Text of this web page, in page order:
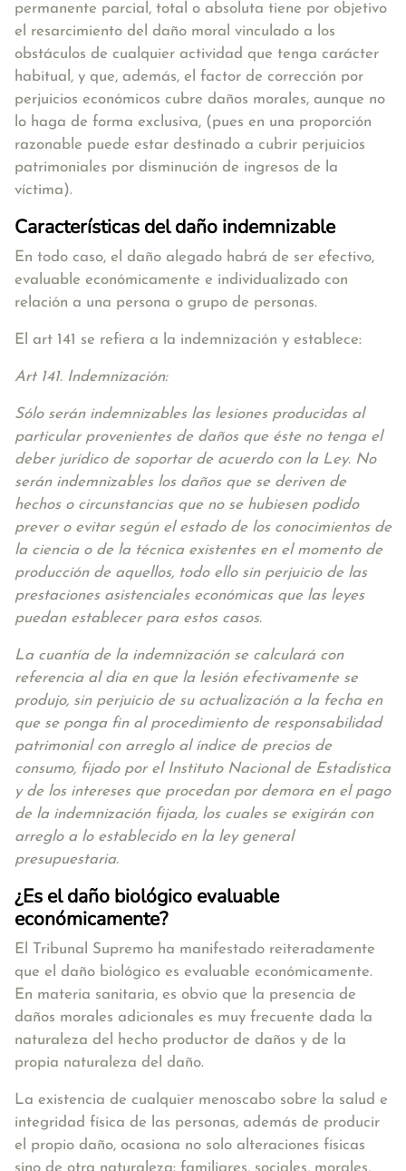
permanente parcial, total o absoluta tiene por objetivo
el resarcimiento del daño moral vinculado a los
obstáculos de cualquier actividad que tenga carácter
habitual, y que, además, el factor de corrección por
perjuicios económicos cubre daños morales, aunque no
lo haga de forma exclusiva, (pues en una proporción
razonable puede estar destinado a cubrir perjuicios
patrimoniales por disminución de ingresos de la
víctima).
Características del daño indemnizable
En todo caso, el daño alegado habrá de ser efectivo,
evaluable económicamente e individualizado con
relación a una persona o grupo de personas.
El art 141 se refiera a la indemnización y establece:
Art 141. Indemnización:
Sólo serán indemnizables las lesiones producidas al
particular provenientes de daños que éste no tenga el
deber jurídico de soportar de acuerdo con la Ley. No
serán indemnizables los daños que se deriven de
hechos o circunstancias que no se hubiesen podido
prever o evitar según el estado de los conocimientos de
la ciencia o de la técnica existentes en el momento de
producción de aquellos, todo ello sin perjuicio de las
prestaciones asistenciales económicas que las leyes
puedan establecer para estos casos.
La cuantía de la indemnización se calculará con
referencia al día en que la lesión efectivamente se
produjo, sin perjuicio de su actualización a la fecha en
que se ponga fin al procedimiento de responsabilidad
patrimonial con arreglo al índice de precios de
consumo, fijado por el Instituto Nacional de Estadística
y de los intereses que procedan por demora en el pago
de la indemnización fijada, los cuales se exigirán con
arreglo a lo establecido en la ley general
presupuestaria.
¿Es el daño biológico evaluable
económicamente?
El Tribunal Supremo ha manifestado reiteradamente
que el daño biológico es evaluable económicamente.
En materia sanitaria, es obvio que la presencia de
daños morales adicionales es muy frecuente dada la
naturaleza del hecho productor de daños y de la
propia naturaleza del daño.
La existencia de cualquier menoscabo sobre la salud e
integridad física de las personas, además de producir
el propio daño, ocasiona no solo alteraciones físicas
sino de otra naturaleza: familiares, sociales, morales,